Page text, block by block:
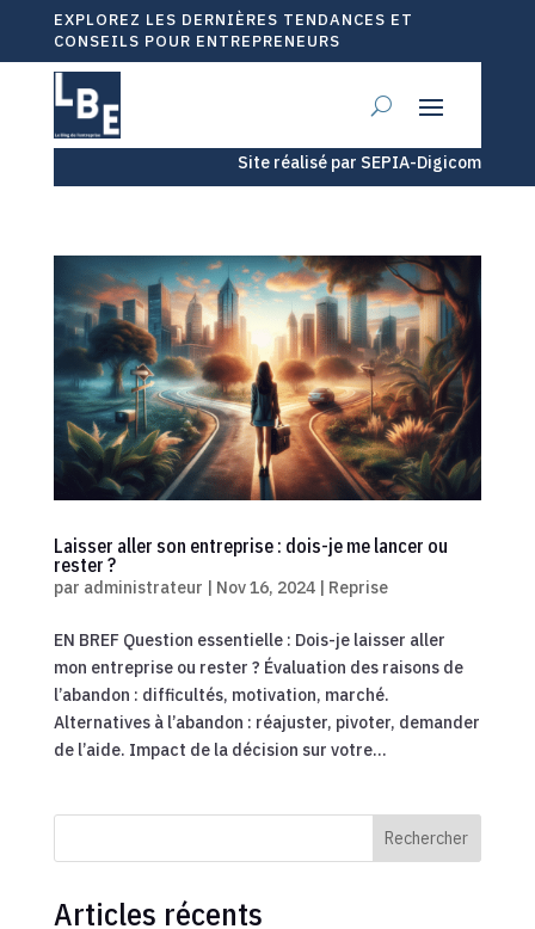
EXPLOREZ LES DERNIÈRES TENDANCES ET
CONSEILS POUR ENTREPRENEURS
Site réalisé par SEPIA-Digicom
Laisser aller son entreprise : dois-je me lancer ou
rester ?
par administrateur | Nov 16, 2024| Reprise
EN BREF Question essentielle : Dois-je laisser aller
mon entreprise ou rester ? Évaluation des raisons de
l’abandon : difficultés, motivation, marché.
Alternatives à l’abandon : réajuster, pivoter, demander
de l’aide. Impact de la décision sur votre...
Rechercher
Articles récents